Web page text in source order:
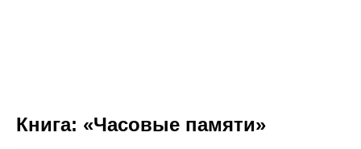
Книга: «Часовые памяти»